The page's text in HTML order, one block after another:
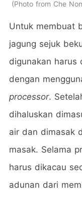
Photo from Che
Untuk membuat
jagung sejuk
digunakan harus
dengan
processor.
dihaluskan
air dan dimasak
masak. Selama
harus dikacau
adunan dari